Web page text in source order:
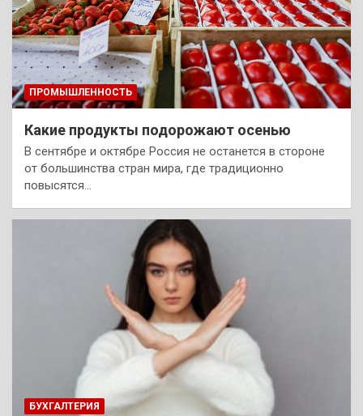
ПРОМЫШЛЕННОСТЬ
Какие продукты подорожают осенью
В сентябре и октябре Россия не останется в стороне
от большинства стран мира, где традиционно
повысятся…
БУХГАЛТЕРИЯ